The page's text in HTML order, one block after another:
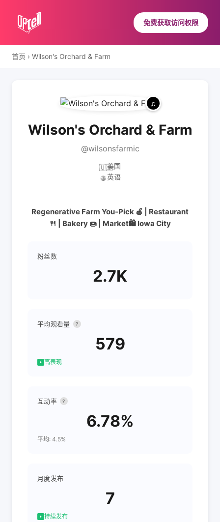
免费获取访问权限
首页 › Wilson's Orchard & Farm
Wilson's Orchard & Farm
@wilsonsfarmic
🇺🇸美国
🌐 英语
Regenerative Farm You-Pick 🍎 | Restaurant
🍴 | Bakery 🍩 | Market🛍️ Iowa City
粉丝数
2.7K
平均观看量 ?
579
高表现
互动率 ?
6.78%
平均: 4.5%
月度发布
7
持续发布